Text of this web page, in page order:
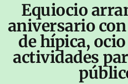
Equiocio
aniversario
de hípica,
actividades